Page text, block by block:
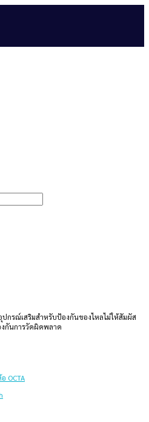
กรณ์เสริมสำหรับป้องกันของไหลไม่ให้สัมผัส
กันการวัดผิดพลาด
OCTA